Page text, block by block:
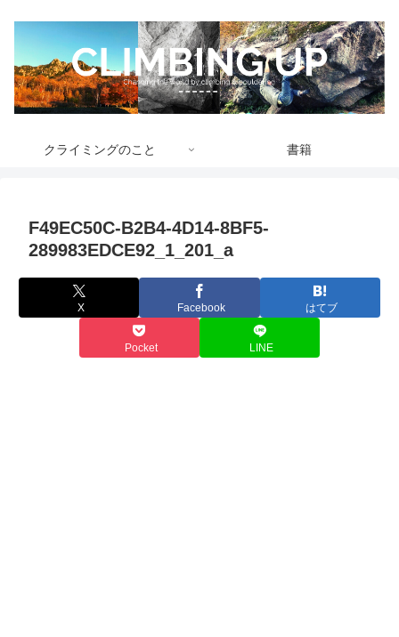
クライミングのこと 書籍
F49EC50C-B2B4-4D14-8BF5-
289983EDCE92_1_201_a
X Facebook はてブ
Pocket LINE